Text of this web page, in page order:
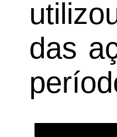
das